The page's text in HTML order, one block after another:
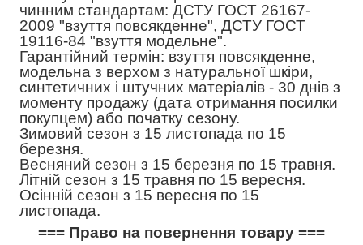
чинним стандартам: ДСТУ ГОСТ 26167-
2009 "взуття повсякденне", ДСТУ ГОСТ
19116-84 "взуття модельне".
Гарантійний термін: взуття повсякденне,
модельна з верхом з натуральної шкіри,
синтетичних і штучних матеріалів - 30 днів з
моменту продажу (дата отримання посилки
покупцем) або початку сезону.
Зимовий сезон з 15 листопада по 15
березня.
Весняний сезон з 15 березня по 15 травня.
Літній сезон з 15 травня по 15 вересня.
Осінній сезон з 15 вересня по 15
листопада.
=== Право на повернення товару ===